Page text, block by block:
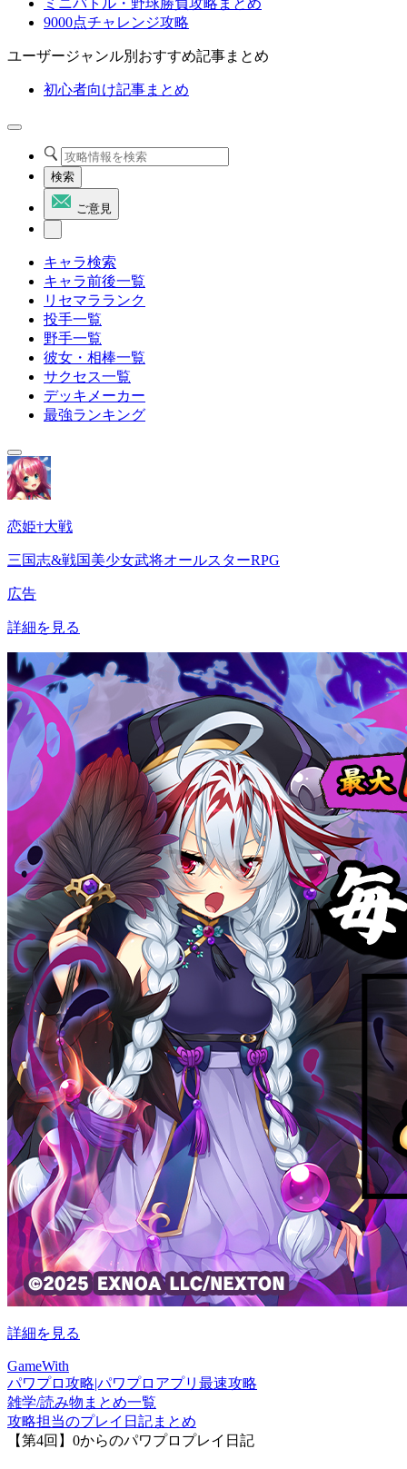
ミニバトル・野球勝負攻略まとめ
9000点チャレンジ攻略
ユーザージャンル別おすすめ記事まとめ
初心者向け記事まとめ
検索
ご意見
キャラ検索
キャラ前後一覧
リセマラランク
投手一覧
野手一覧
彼女・相棒一覧
サクセス一覧
デッキメーカー
最強ランキング
恋姫†大戦
三国志&戦国美少女武将オールスターRPG
広告
詳細を見る
詳細を見る
GameWith
パワプロ攻略|パワプロアプリ最速攻略
雑学/読み物まとめ一覧
攻略担当のプレイ日記まとめ
【第4回】0からのパワプロプレイ日記